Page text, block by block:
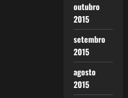
outubro
2015
setembro
2015
agosto
2015